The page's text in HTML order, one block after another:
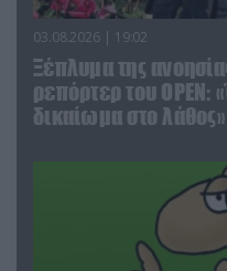
03.08.2026 | 19:02
Ξέπλυμα της
ρεπόρτερ του ΟΡΕΝ:
δικαίωμα στο λάθος»